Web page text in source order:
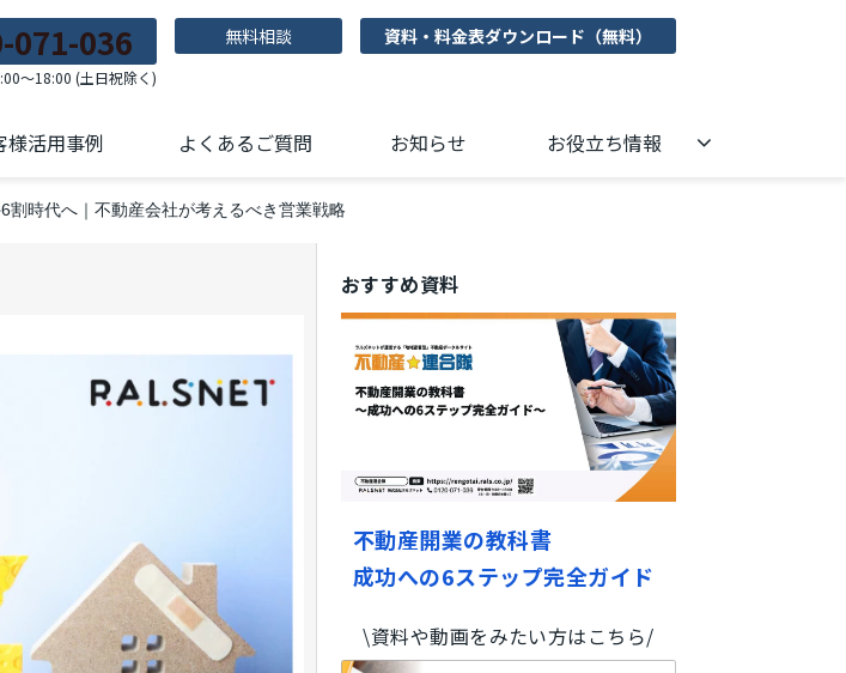
071-036
～18:00 (土日祝除く)
無料相談 資料・料金表ダウンロード（無料）
様活用事例 よくあるご質問 お知らせ お役立ち情報
割時代へ｜不動産会社が考えるべき営業戦略
おすすめ資料
不動産開業の教科書
成功への6ステップ完全ガイド
\資料や動画をみたい方はこちら/